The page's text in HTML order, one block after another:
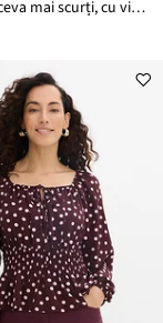
Pantaloni ceva mai scurți, cu viscoză